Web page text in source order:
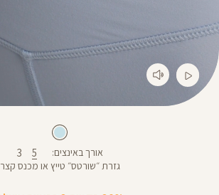
אורך באינצים 5
3
גזרת ״שורטס״ טייץ או מכנס קצר